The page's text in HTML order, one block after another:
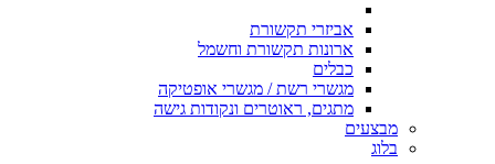
אביזרי תקשורת
ארונות תקשורת וחשמל
כבלים
מגשרי רשת / מגשרי אופטיקה
מתגים, ראוטרים ונקודות גישה
מבצעים
בלוג